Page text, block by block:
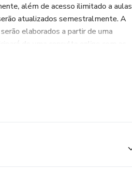
além de acesso ilimitado a aulas
atualizados semestralmente. A
elaborados a partir de uma
de uma consulta online com as
de terapia em grupo, com temas